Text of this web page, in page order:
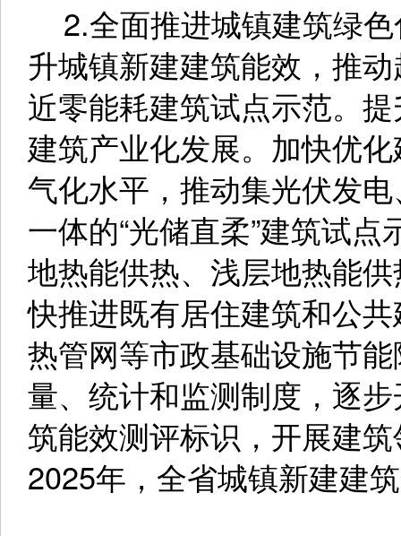
2.全面推进城镇建筑绿
升城镇新建建筑能效，推
近零能耗建筑试点示范。
建筑产业化发展。加快优
气化水平，推动集光伏发
一体的“光储直柔”建筑试
地热能供热、浅层地热能
快推进既有居住建筑和公
热管网等市政基础设施节
量、统计和监测制度，逐
筑能效测评标识，开展建
2025年，全省城镇新建建